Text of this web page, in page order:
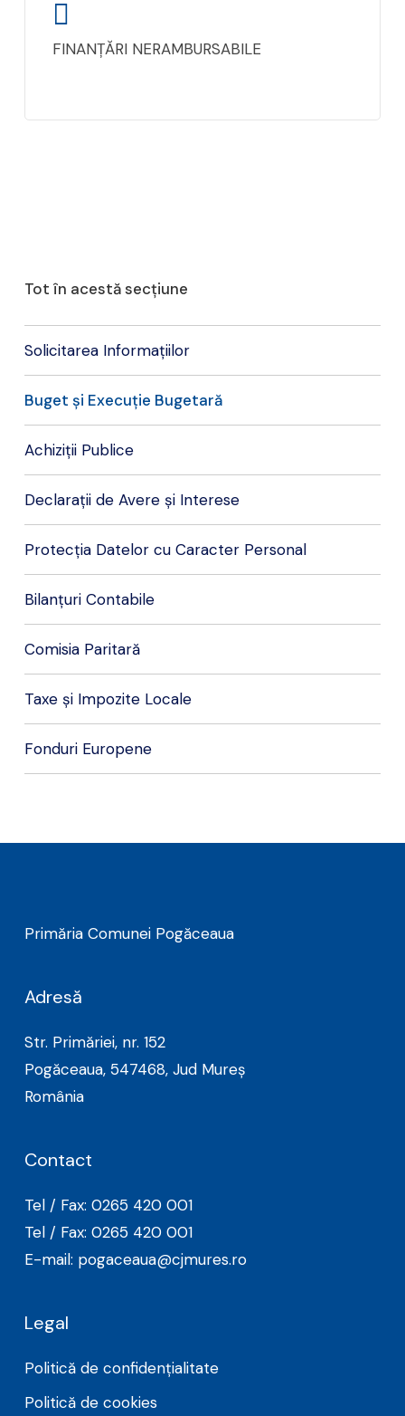
FINANȚĂRI NERAMBURSABILE
Tot în acestă secțiune
Solicitarea Informațiilor
Buget și Execuție Bugetară
Achiziții Publice
Declarații de Avere și Interese
Protecția Datelor cu Caracter Personal
Bilanțuri Contabile
Comisia Paritară
Taxe și Impozite Locale
Fonduri Europene
Primăria Comunei Pogăceaua
Adresă
Str. Primăriei, nr. 152
Pogăceaua, 547468, Jud Mureș
România
Contact
Tel / Fax: 0265 420 001
Tel / Fax: 0265 420 001
E-mail: pogaceaua@cjmures.ro
Legal
Politică de confidențialitate
Politică de cookies